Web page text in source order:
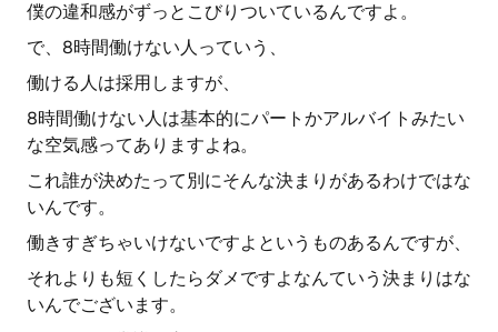
僕の違和感がずっとこびりついているんですよ。
で、8時間働けない人っていう、
働ける人は採用しますが、
8時間働けない人は基本的にパートかアルバイトみたい
な空気感ってありますよね。
これ誰が決めたって別にそんな決まりがあるわけではな
いんです。
働きすぎちゃいけないですよというものあるんですが、
それよりも短くしたらダメですよなんていう決まりはな
いんでございます。